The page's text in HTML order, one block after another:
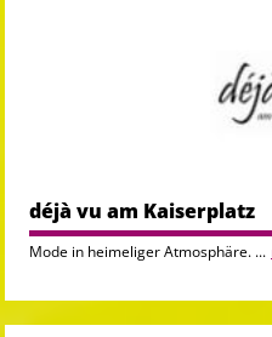
déjà vu am Kaiserplatz
Mode in heimeliger Atmosphäre. ...